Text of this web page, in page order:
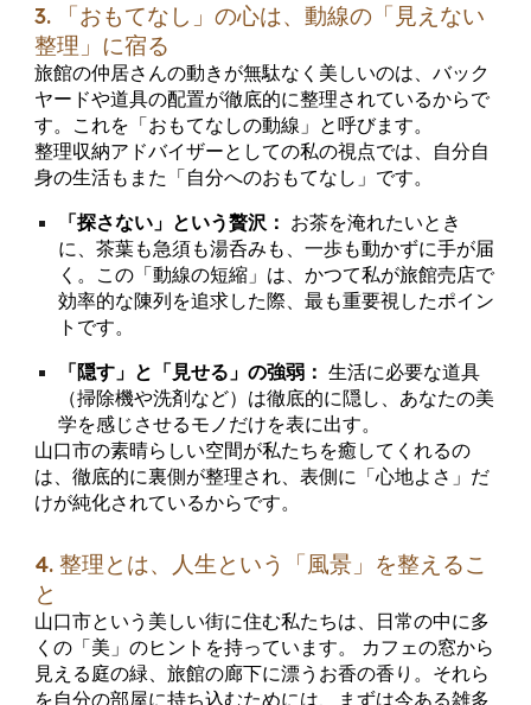
3. 「おもてなし」の心は、動線の「見えない
整理」に宿る
旅館の仲居さんの動きが無駄なく美しいのは、バック
ヤードや道具の配置が徹底的に整理されているからで
す。これを「おもてなしの動線」と呼びます。
整理収納アドバイザーとしての私の視点では、自分自
身の生活もまた「自分へのおもてなし」です。
「探さない」という贅沢：
お茶を淹れたいとき
に、茶葉も急須も湯呑みも、一歩も動かずに手が届
く。この「動線の短縮」は、かつて私が旅館売店で
効率的な陳列を追求した際、最も重要視したポイン
トです。
「隠す」と「見せる」の強弱： 生活に必要な道具
（掃除機や洗剤など）は徹底的に隠し、あなたの美
学を感じさせるモノだけを表に出す。
山口市の素晴らしい空間が私たちを癒してくれるの
は、徹底的に裏側が整理され、表側に「心地よさ」だ
けが純化されているからです。
4. 整理とは、人生という「風景」を整えるこ
と
山口市という美しい街に住む私たちは、日常の中に多
くの「美」のヒントを持っています。 カフェの窓から
見える庭の緑、旅館の廊下に漂うお香の香り。それら
を自分の部屋に持ち込むためには、まずは今ある雑多